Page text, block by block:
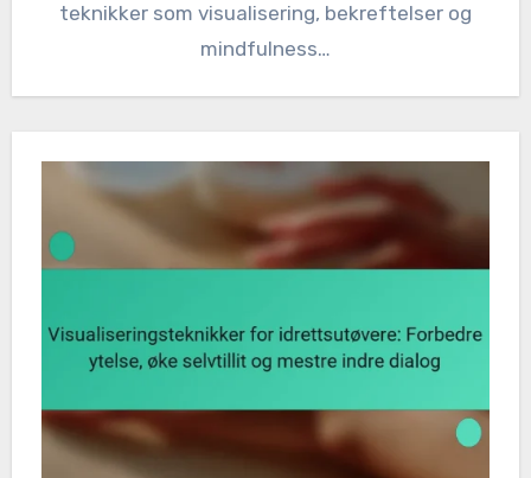
teknikker som visualisering, bekreftelser og
mindfulness…